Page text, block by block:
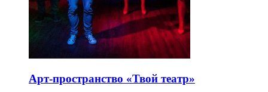
Арт-пространство «Твой театр»